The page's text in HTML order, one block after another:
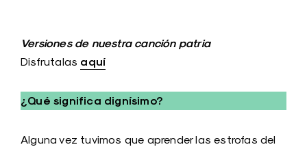
Versiones de nuestra canción patria
Disfrutalas aquí
¿Qué significa dignísimo?
Alguna vez tuvimos que aprender las estrofas del